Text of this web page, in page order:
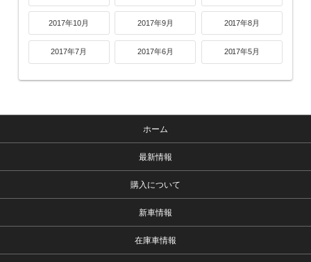
2017年10月 2017年9月 2017年8月
2017年7月 2017年6月 2017年5月
ホーム
最新情報
購入について
新車情報
在庫車情報